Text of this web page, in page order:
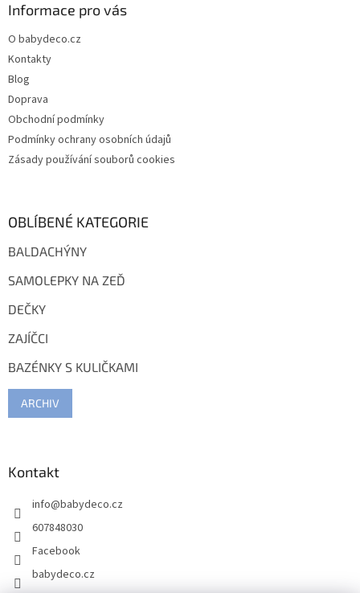
Informace pro vás
O babydeco.cz
Kontakty
Blog
Doprava
Obchodní podmínky
Podmínky ochrany osobních údajů
Zásady používání souborů cookies
OBLÍBENÉ KATEGORIE
BALDACHÝNY
SAMOLEPKY NA ZEĎ
DEČKY
ZAJÍČCI
BAZÉNKY S KULIČKAMI
ARCHIV
Kontakt
info@babydeco.cz
607848030
Facebook
babydeco.cz